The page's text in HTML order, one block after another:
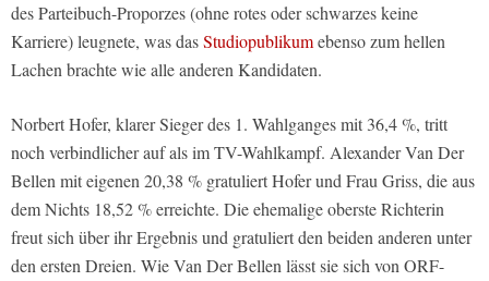
des Parteibuch-Proporzes (ohne rotes oder schwarzes keine
Karriere) leugnete, was dasStudiopublikumebenso zum hellen
Lachen brachte wie alle anderen Kandidaten.
Norbert Hofer, klarer Sieger des 1. Wahlganges mit 36,4 %, tritt
noch verbindlicher auf als im TV-Wahlkampf. Alexander Van Der
Bellen mit eigenen 20,38 % gratuliert Hofer und Frau Griss, die aus
dem Nichts 18,52 % erreichte. Die ehemalige oberste Richterin
freut sich über ihr Ergebnis und gratuliert den beiden anderen unter
den ersten Dreien. Wie Van Der Bellen lässt sie sich von ORF-